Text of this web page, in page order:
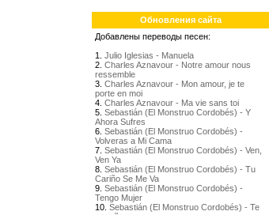
Обновления сайта
Добавлены переводы песен:
1. Julio Iglesias - Manuela
2. Charles Aznavour - Notre amour nous
ressemble
3. Charles Aznavour - Mon amour, je te
porte en moi
4. Charles Aznavour - Ma vie sans toi
5. Sebastián (El Monstruo Cordobés) - Y
Ahora Sufres
6. Sebastián (El Monstruo Cordobés) -
Volveras a Mi Cama
7. Sebastián (El Monstruo Cordobés) - Ven,
Ven Ya
8. Sebastián (El Monstruo Cordobés) - Tu
Cariño Se Me Va
9. Sebastián (El Monstruo Cordobés) -
Tengo Mujer
10. Sebastián (El Monstruo Cordobés) - Te